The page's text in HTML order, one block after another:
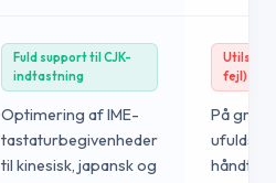
Fuld support til CJK-
indtastning
Optimering af IME-
tastaturbegivenheder
til kinesisk, japansk og
fejl)
På